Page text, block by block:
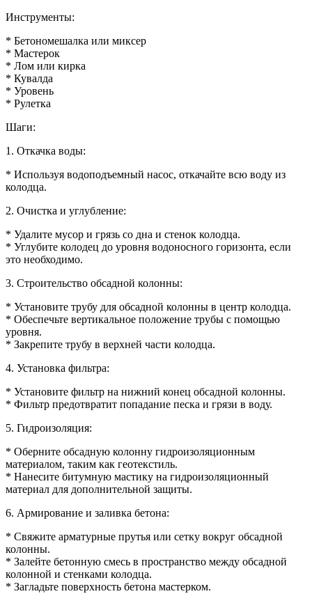
Инструменты:
* Бетономешалка или миксер
* Мастерок
* Лом или кирка
* Кувалда
* Уровень
* Рулетка
Шаги:
1. Откачка воды:
* Используя водоподъемный насос, откачайте всю воду из
колодца.
2. Очистка и углубление:
* Удалите мусор и грязь со дна и стенок колодца.
* Углубите колодец до уровня водоносного горизонта, если
это необходимо.
3. Строительство обсадной колонны:
* Установите трубу для обсадной колонны в центр колодца.
* Обеспечьте вертикальное положение трубы с помощью
уровня.
* Закрепите трубу в верхней части колодца.
4. Установка фильтра:
* Установите фильтр на нижний конец обсадной колонны.
* Фильтр предотвратит попадание песка и грязи в воду.
5. Гидроизоляция:
* Оберните обсадную колонну гидроизоляционным
материалом, таким как геотекстиль.
* Нанесите битумную мастику на гидроизоляционный
материал для дополнительной защиты.
6. Армирование и заливка бетона:
* Свяжите арматурные прутья или сетку вокруг обсадной
колонны.
* Залейте бетонную смесь в пространство между обсадной
колонной и стенками колодца.
* Загладьте поверхность бетона мастерком.